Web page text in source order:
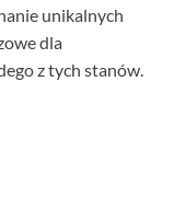
unikalnych
dla
z tych stanów.